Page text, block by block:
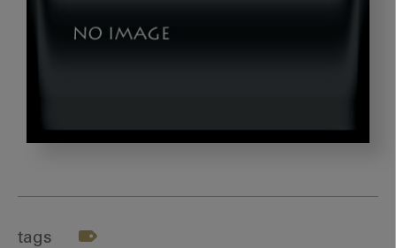
tags